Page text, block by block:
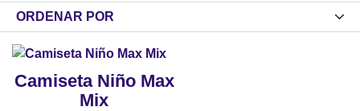
ORDENAR POR
Camiseta Niño Max
Mix